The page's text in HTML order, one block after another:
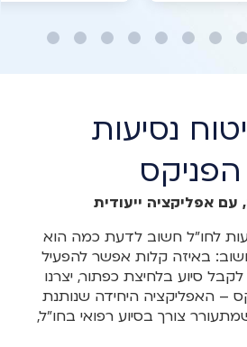
נסיעות
אפליקציה ייעודית
לחו"ל חשוב לדעת כמה הוא
באיזה קלות אפשר להפעיל
סיוע בלחיצת כפתור, יצרנו
– האפליקציה היחידה שנותנת
צורך בסיוע רפואי בחו"ל,